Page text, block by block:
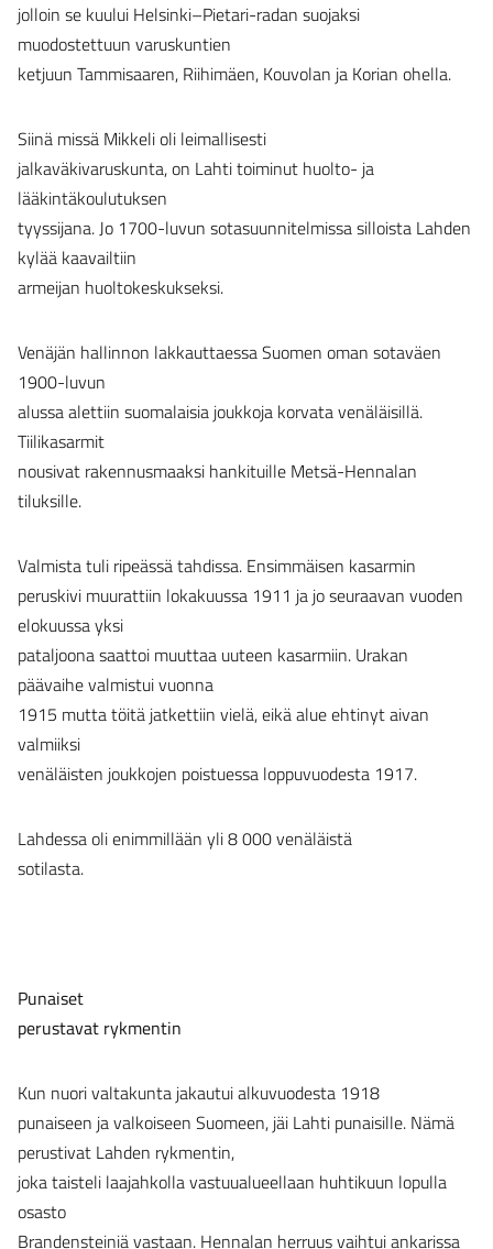
jolloin se kuului Helsinki–Pietari-radan suojaksi
muodostettuun varuskuntien
ketjuun Tammisaaren, Riihimäen, Kouvolan ja Korian ohella.
Siinä missä Mikkeli oli leimallisesti
jalkaväkivaruskunta, on Lahti toiminut huolto- ja
lääkintäkoulutuksen
tyyssijana. Jo 1700-luvun sotasuunnitelmissa silloista Lahden
kylää kaavailtiin
armeijan huoltokeskukseksi.
Venäjän hallinnon lakkauttaessa Suomen oman sotaväen
1900-luvun
alussa alettiin suomalaisia joukkoja korvata venäläisillä.
Tiilikasarmit
nousivat rakennusmaaksi hankituille Metsä-Hennalan
tiluksille.
Valmista tuli ripeässä tahdissa. Ensimmäisen kasarmin
peruskivi muurattiin lokakuussa 1911 ja jo seuraavan vuoden
elokuussa yksi
pataljoona saattoi muuttaa uuteen kasarmiin. Urakan
päävaihe valmistui vuonna
1915 mutta töitä jatkettiin vielä, eikä alue ehtinyt aivan
valmiiksi
venäläisten joukkojen poistuessa loppuvuodesta 1917.
Lahdessa oli enimmillään yli 8 000 venäläistä
sotilasta.
Punaiset
perustavat rykmentin
Kun nuori valtakunta jakautui alkuvuodesta 1918
punaiseen ja valkoiseen Suomeen, jäi Lahti punaisille. Nämä
perustivat Lahden rykmentin,
joka taisteli laajahkolla vastuualueellaan huhtikuun lopulla
osasto
Brandensteiniä vastaan. Hennalan herruus vaihtui ankarissa